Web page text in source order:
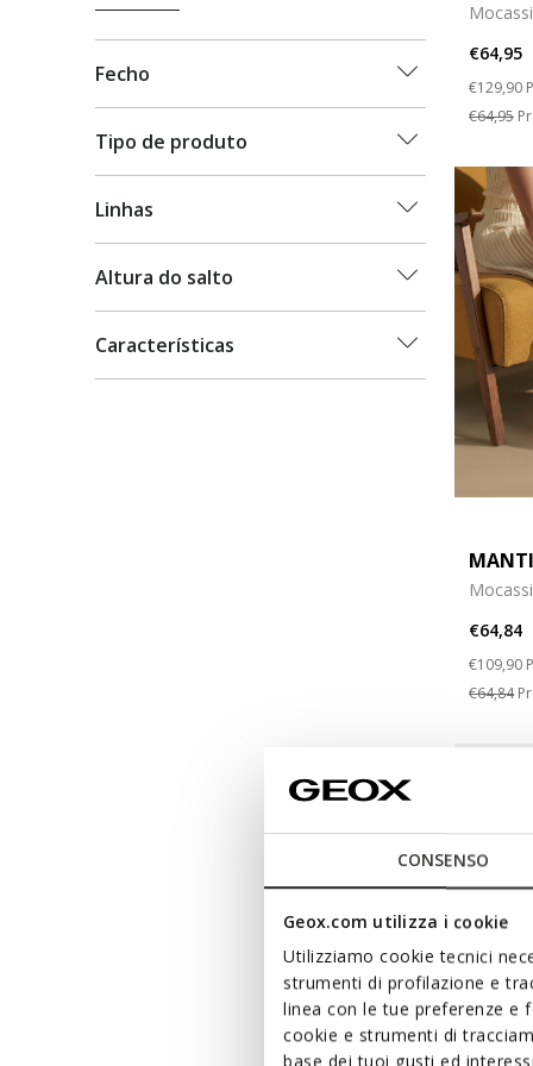
CONSENSO
Geox.com utilizza i cookie
Utilizziamo cookie tecnici
strumenti di profilazione e
linea con le tue preferenze e
cookie e strumenti di
base dei tuoi gusti ed
Fecho
Tipo de produto
Linhas
Altura do salto
Características
€64,95
Price
€129,90
€64,95
€64,84
Price
€109,90
€64,84